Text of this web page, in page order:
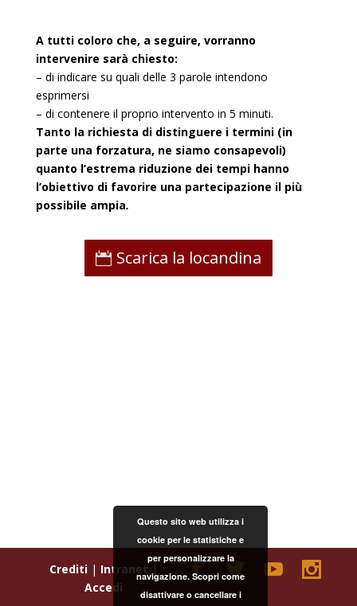
A tutti coloro che, a seguire, vorranno
intervenire sarà chiesto:
– di indicare su quali delle 3 parole intendono
esprimersi
– di contenere il proprio intervento in 5 minuti.
Tanto la richiesta di distinguere i termini (in
parte una forzatura, ne siamo consapevoli)
quanto l’estrema riduzione dei tempi hanno
l’obiettivo di favorire una partecipazione il più
possibile ampia.
Scarica la locandina
Crediti| Intranet |
Accedi
Questo sito web utilizza i
cookie per le statistiche e
per personalizzare la
navigazione. Scopri come
disattivare o cancellare i